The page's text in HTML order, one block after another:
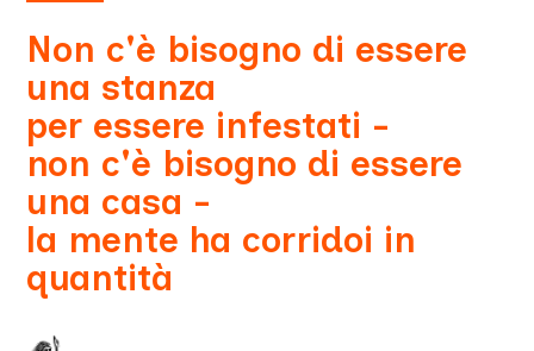
Non c'è bisogno di essere
una stanza
per essere infestati -
non c'è bisogno di essere
una casa -
la mente ha corridoi in
quantità